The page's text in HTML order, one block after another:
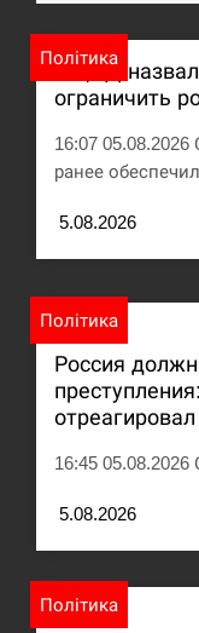
11:53
Под огнем
почта”: что
У зоопарку
СЕРПЕНЬ
11:23
Россияне
Політика
В ЦПД
ограничить
16:07
ранее
5.08.2026
Політика
Россия
16:45
5.08.2026
Політика